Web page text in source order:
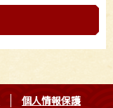
個人情報保護